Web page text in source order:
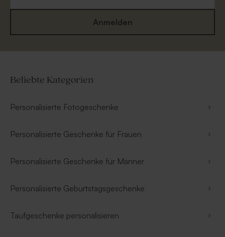
Anmelden
Beliebte Kategorien
Personalisierte Fotogeschenke
Personalisierte Geschenke für Frauen
Personalisierte Geschenke für Männer
Personalisierte Geburtstagsgeschenke
Taufgeschenke personalisieren